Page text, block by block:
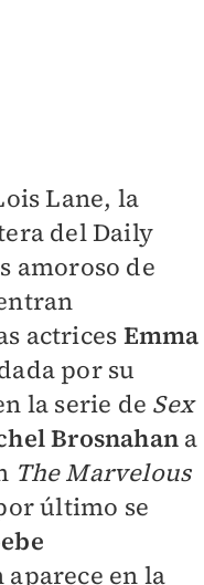
Lane, la
del Daily
amoroso de
actricesEmma
por su
la serie de Sex
Brosnahan a
The Marvelous
último se
en la